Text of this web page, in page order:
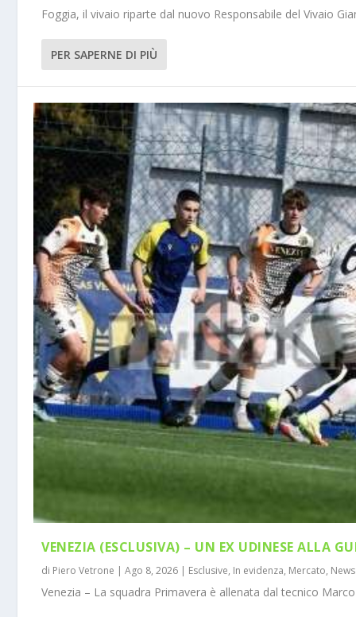
Foggia, il vivaio riparte dal nuovo Responsabile del Vivaio
PER SAPERNE DI PIÙ
VENEZIA (ESCLUSIVA) – UN EX UDINESE ALLA
di Piero Vetrone |Ago 8, 2026 | Esclusive, In evidenza, Mercato, News
Venezia – La squadra Primavera è allenata dal tecnico